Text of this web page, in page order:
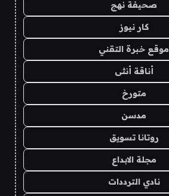
صحيفة نهج
كار نيوز
موقع خبرة التقني
أناقة أنثى
متورخ
مدسن
روتانا تسويق
مجلة الابداع
نادي الترددات